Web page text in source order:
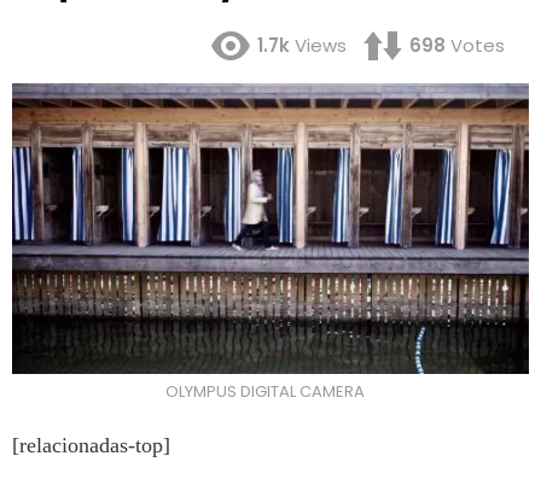
1.7kViews 698 Votes
OLYMPUS DIGITAL CAMERA
[relacionadas-top]